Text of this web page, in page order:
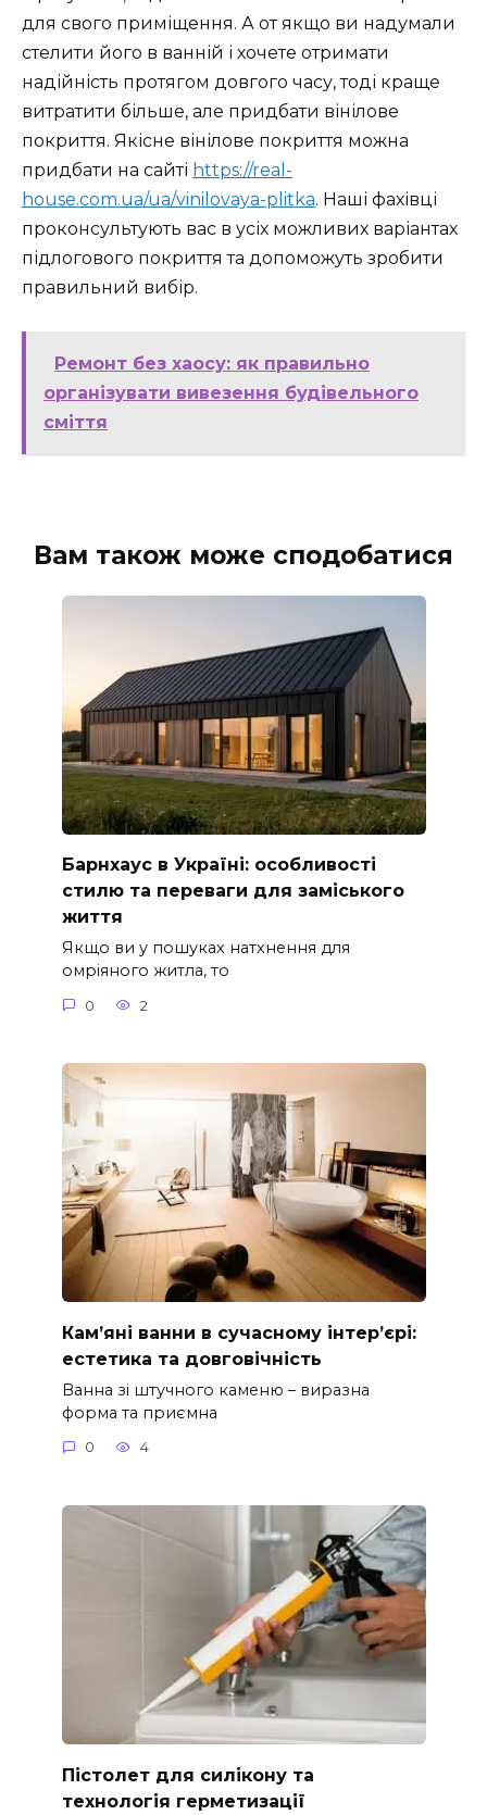
для свого приміщення. А от якщо ви надумали
стелити його в ванній і хочете отримати
надійність протягом довгого часу, тоді краще
витратити більше, але придбати вінілове
покриття. Якісне вінілове покриття можна
придбати на сайті https://real-
house.com.ua/ua/vinilovaya-plitka. Наші фахівці
проконсультують вас в усіх можливих варіантах
підлогового покриття та допоможуть зробити
правильний вибір.
Ремонт без хаосу: як правильно
організувати вивезення будівельного
сміття
Вам також може сподобатися
Барнхаус в Україні: особливості
стилю та переваги для заміського
життя
Якщо ви у пошуках натхнення для
омріяного житла, то
0 2
Кам’яні ванни в сучасному інтер’єрі:
естетика та довговічність
Ванна зі штучного каменю – виразна
форма та приємна
0 4
Пістолет для силікону та
технологія герметизації